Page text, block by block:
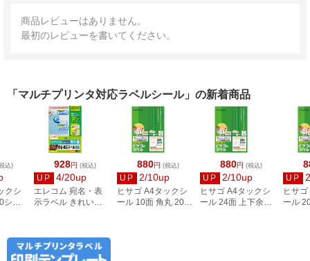
商品レビューはありません。
最初のレビューを書いてください。
「マルチプリンタ対応ラベルシール」の新着商品
928円 (税込)
UP 4/20up
エレコム 宛名・表
示ラベル きれい貼
880円 (税込)
UP 2/10up
ヒサゴ A4タックシ
ール 10面 角丸 20シ
880円 (税込)
UP 2/10up
ヒサゴ A4タックシ
ール 24面 上下余白
UP
ヒサ
ール
込)
クシ
シー